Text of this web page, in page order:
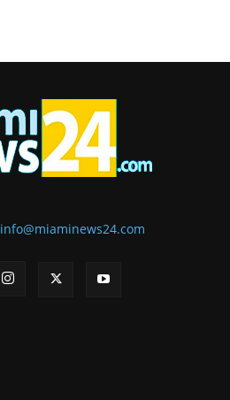
info@miaminews24.com